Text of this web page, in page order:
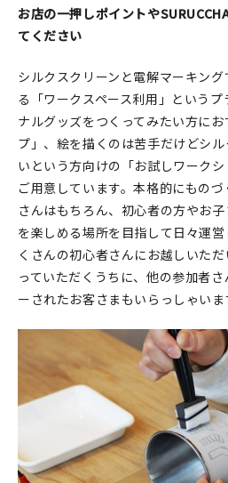
お店の一押しポイントや
てください
シルクスクリーンと電解マーキン
る「ワークスペース利⽤」という
ナルグッズをつくってみたい⽅に
プ」、絵を描くのは苦⼿だけどシ
いという⽅向けの「お試しワーク
ご⽤意しています。本格的にもの
さんはもちろん、初⼼者の⽅やお
を楽しめる場所を⽬指して⽇々運
くさんの初⼼者さんにお越しいた
っていただくうちに、他の参加者
ーされたお客さまもいらっしゃいま